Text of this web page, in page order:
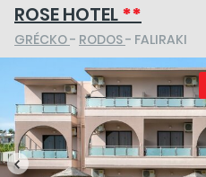
ROSE HOTEL**
GRÉCKO- RODOS- FALIRAKI